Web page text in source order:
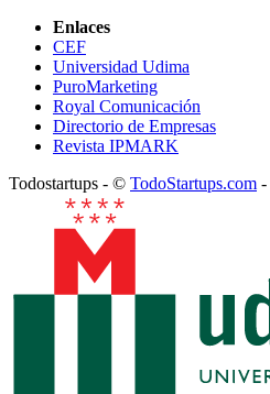
Enlaces
CEF
Universidad Udima
PuroMarketing
Royal Comunicación
Directorio de Empresas
Revista IPMARK
Todostartups - © TodoStartups.com -